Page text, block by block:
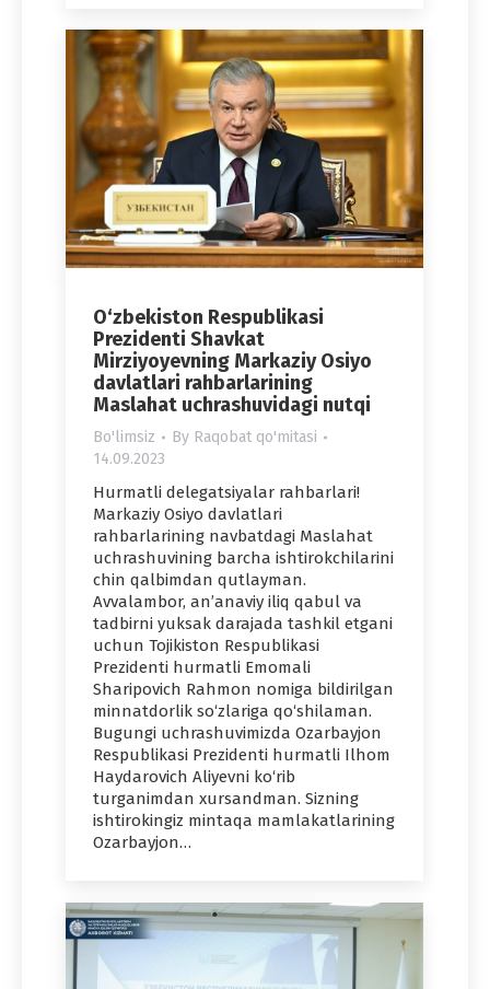
O‘zbekiston Respublikasi
Prezidenti Shavkat
Mirziyoyevning Markaziy Osiyo
davlatlari rahbarlarining
Maslahat uchrashuvidagi nutqi
Bo'limsiz By Raqobat qo'mitasi
14.09.2023
Hurmatli delegatsiyalar rahbarlari!
Markaziy Osiyo davlatlari
rahbarlarining navbatdagi Maslahat
uchrashuvining barcha ishtirokchilarini
chin qalbimdan qutlayman.
Avvalambor, an’anaviy iliq qabul va
tadbirni yuksak darajada tashkil etgani
uchun Tojikiston Respublikasi
Prezidenti hurmatli Emomali
Sharipovich Rahmon nomiga bildirilgan
minnatdorlik so‘zlariga qo‘shilaman.
Bugungi uchrashuvimizda Ozarbayjon
Respublikasi Prezidenti hurmatli Ilhom
Haydarovich Aliyevni ko‘rib
turganimdan xursandman. Sizning
ishtirokingiz mintaqa mamlakatlarining
Ozarbayjon…